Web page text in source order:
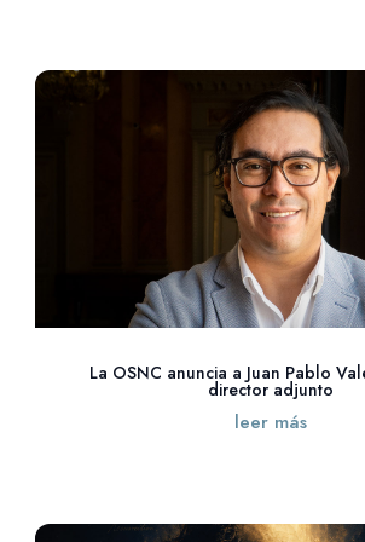
La OSNC anuncia a Juan Pablo
director adjunto
leer más